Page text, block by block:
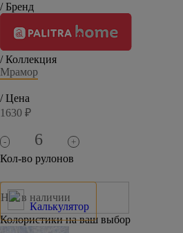
/ Бренд
/ Коллекция
Мрамор
/ Цена
1630 ₽
- +
Кол-во рулонов
Калькулятор
Нет в наличии
Колористики на ваш выбор